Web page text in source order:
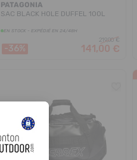
PATAGONIA
SAC BLACK HOLE DUFFEL 100L
EN STOCK - EXPÉDIÉ EN 24/48H
-36%
219,00 €
141,00 €